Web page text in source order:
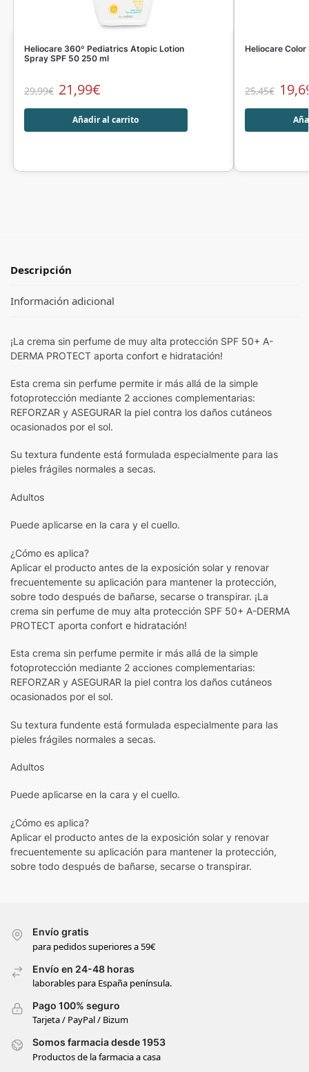
Heliocare 360º Pediatrics Atopic Lotion
Spray SPF 50 250 ml
29,99€ 21,99€
Añadir al carrito
Heliocare Color
25,45€
Descripción
Información adicional
¡La crema sin perfume de muy alta protección SPF 50+ A-
DERMA PROTECT aporta confort e hidratación!
Esta crema sin perfume permite ir más allá de la simple
fotoprotección mediante 2 acciones complementarias:
REFORZAR y ASEGURAR la piel contra los daños cutáneos
ocasionados por el sol.
Su textura fundente está formulada especialmente para las
pieles frágiles normales a secas.
Adultos
Puede aplicarse en la cara y el cuello.
¿Cómo es aplica?
Aplicar el producto antes de la exposición solar y renovar
frecuentemente su aplicación para mantener la protección,
sobre todo después de bañarse, secarse o transpirar. ¡La
crema sin perfume de muy alta protección SPF 50+ A-DERMA
PROTECT aporta confort e hidratación!
Esta crema sin perfume permite ir más allá de la simple
fotoprotección mediante 2 acciones complementarias:
REFORZAR y ASEGURAR la piel contra los daños cutáneos
ocasionados por el sol.
Su textura fundente está formulada especialmente para las
pieles frágiles normales a secas.
Adultos
Puede aplicarse en la cara y el cuello.
¿Cómo es aplica?
Aplicar el producto antes de la exposición solar y renovar
frecuentemente su aplicación para mantener la protección,
sobre todo después de bañarse, secarse o transpirar.
Envío gratis
para pedidos superiores a 59€
Envío en 24-48 horas
laborables para España península.
Pago 100% seguro
Tarjeta / PayPal / Bizum
Somos farmacia desde 1953
Productos de la farmacia a casa